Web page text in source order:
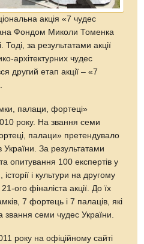
акція «7 чудес
Фондом Миколи Томенка
за результатами акції
архітектурних чудес
другий етап акції – «7
палаци, фортеці»
року. На звання семи
палаци» претендувало
України. За результатами
опитування 100 експертів у
історії і культури на другому
ого фіналіста акції. До їх
7 фортець і 7 палаців, які
семи чудес України.
року на офіційному сайті